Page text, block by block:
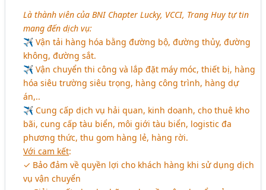
Là thành viên của BNI Chapter Lucky, VCCI, Trang Huy tự tin
mang đến dịch vụ:
✈ Vận tải hàng hóa bằng đường bộ, đường thủy, đường
không, đường sắt.
✈ Vận chuyển thi công và lắp đặt máy móc, thiết bị, hàng
hóa siêu trường siêu trọng, hàng công trình, hàng dự
án,..
✈ Cung cấp dịch vụ hải quan, kinh doanh, cho thuê kho
bãi, cung cấp tàu biển, môi giới tàu biển, logistic đa
phương thức, thu gom hàng lẻ, hàng rời.
Với cam kết:
✓ Bảo đảm về quyền lợi cho khách hàng khi sử dụng dịch
vụ vận chuyển